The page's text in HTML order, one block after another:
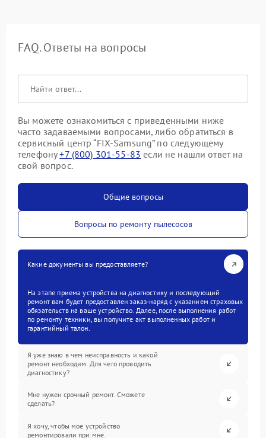
FAQ. Ответы на вопросы
Вы можете ознакомиться с приведенными ниже
часто задаваемыми вопросами, либо обратиться в
сервисный центр “FIX-Samsung” по следующему
телефону+7 (800) 301-55-83 если не нашли ответ на
свой вопрос.
Общие вопросы
Вопросы по ремонту пылесосов
Какие документы вы предоставляете?
На этапе приема устройства на диагностику и последующий
ремонт вам будет предоставлен заказ-наряд с указанием страховых
обязательств на ваше устройство. Далее, после выполнения работ
по ремонту техники, вы получите акт выполненных работ и
гарантийный талон.
Я уже знаю в чем неисправность и какой
ремонт необходим. Для чего проводить
диагностику?
Мне нужен срочный ремонт. Сможете
сделать?
Я хочу, чтобы мое устройство
ремонтировали при мне.